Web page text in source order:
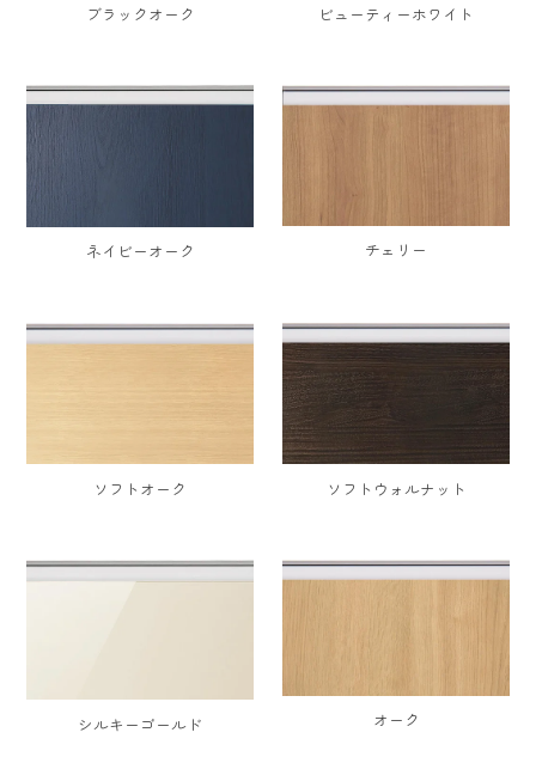
ブラックオーク ビューティーホワイト
ネイビーオーク チェリー
ソフトオーク ソフトウォルナット
シルキーゴールド オーク